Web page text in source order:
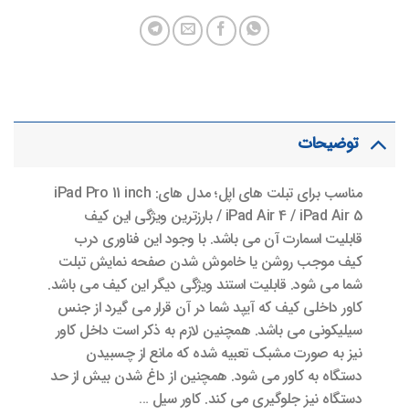
توضیحات
مناسب برای تبلت های اپل؛ مدل های: iPad Pro 11 inch
/ iPad Air 4 / iPad Air 5 بارزترین ویژگی این کیف
قابلیت اسمارت آن می باشد. با وجود این فناوری درب
کیف موجب روشن یا خاموش شدن صفحه نمایش تبلت
شما می شود. قابلیت استند ویژگی دیگر این کیف می باشد.
کاور داخلی کیف که آیپد شما در آن قرار می گیرد از جنس
سیلیکونی می باشد. همچنین لازم به ذکر است داخل کاور
نیز به صورت مشبک تعبیه شده که مانع از چسبیدن
دستگاه به کاور می شود. همچنین از داغ شدن بیش از حد
دستگاه نیز جلوگیری می کند. کاور سیل …